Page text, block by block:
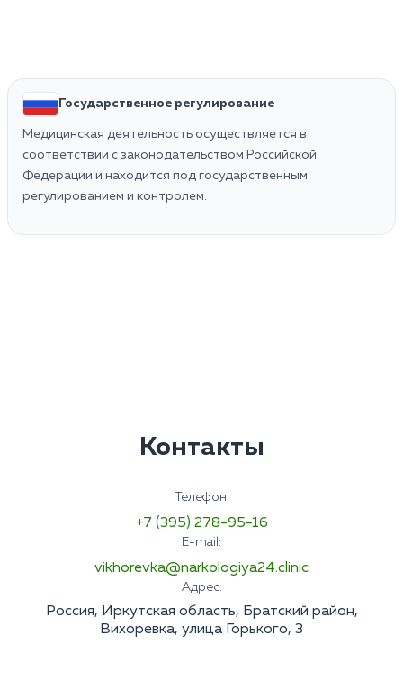
Государственное регулирование
Медицинская деятельность осуществляется в
соответствии с законодательством Российской
Федерации и находится под государственным
регулированием и контролем.
Контакты
Телефон:
+7 (395) 278-95-16
E-mail:
vikhorevka@narkologiya24.clinic
Адрес:
Россия, Иркутская область, Братский район,
Вихоревка, улица Горького, 3